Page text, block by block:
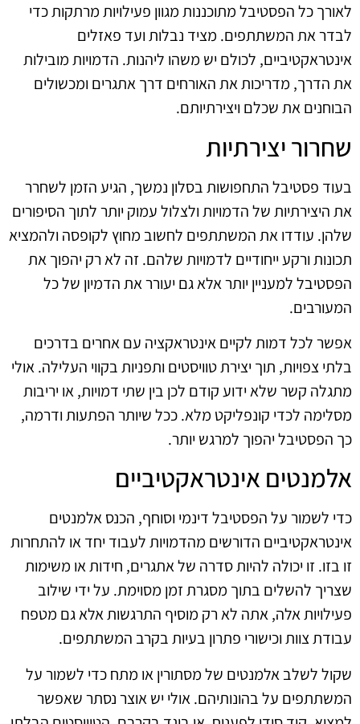
לאורך כל הפסטיבל מתוכננות מגוון פעילויות מרתקות כדי
לבדר את המשתתפים. מציד נבלות ועד פאזלים
אינטראקטיביים, לכולם יש משהו ליהנות. הדמויות מובילות
את הדרך, מדריכות את האורחים דרך אתגרים ומכשולים
הבוחנים את שכלם ויצירתיותם.
שחרור יצירתיות
בעוד פסטיבל התחפושות בסלון נמשך, הגיע הזמן לשחרר
את היצירתיות של הדמויות ולצלול עמוק יותר לתוך הסיפורים
שלהן. עודדו את המשתתפים לחשוב מחוץ לקופסה ולהמציא
תכונות ורקע ייחודיים לדמויות שלהם. זה לא רק יהפוך את
הפסטיבל למעניין יותר אלא גם יעורר את הדמיון של כל
המעורבים.
אפשר לכל דמות לקיים אינטראקציה עם אחרים בדרכים
בלתי צפויות, תוך יצירת טוויסטים ותפניות בקווי העלילה. אולי
מתגלה קשר שלא ידוע קודם לכן בין שתי דמויות, או יריבות
מסלימה לכדי קונפליקט מלא. ככל שיותר הפתעות ודרמה,
כך הפסטיבל יהפוך למרגש יותר.
אלמנטים אינטראקטיביים
כדי לשמור על הפסטיבל דינמי וסוחף, הכנס אלמנטים
אינטראקטיביים הדורשים מהדמויות לעבוד יחד או להתחרות
זו בזו. זו יכולה להיות סדרה של אתגרים, חידות או משימות
שצריך להשלים בתוך מסגרת זמן מסוימת. על ידי שילוב
פעילויות אלה, אתה לא רק מוסיף התרגשות אלא גם מטפח
עבודת צוות וכישורי פתרון בעיות בקרב המשתתפים.
שקול לשלב אלמנטים של מסתורין או מתח כדי לשמור על
המשתתפים על בהונותיהם. אולי יש אוצר נסתר שאפשר